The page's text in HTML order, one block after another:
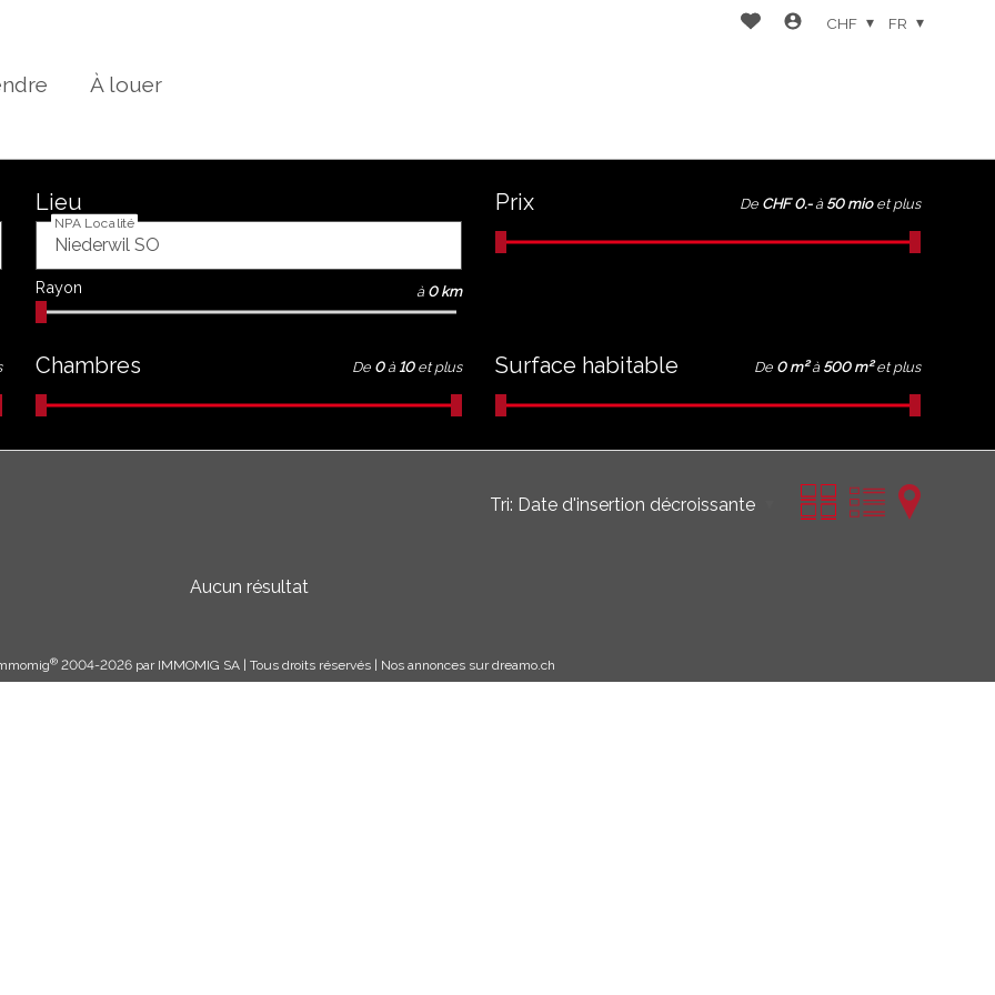
À louer
CHF FR
Lieu
NPA Localité
Rayon à 0 km
Prix De CHF 0.- à 50 mio et plus
Chambres De 0 à 10 et plus Surface habitable De 0 m² à 500 m² et plus
Tri: Date d'insertion décroissante
Aucun résultat
® 2004-2026 par IMMOMIG SA | Tous droits réservés | Nos annonces surdreamo.ch